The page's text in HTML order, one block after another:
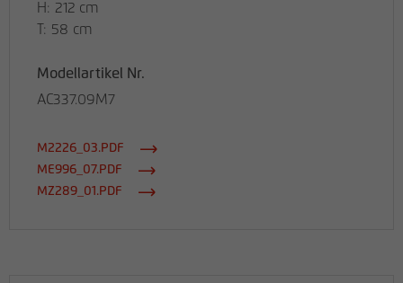
H: 212 cm
T: 58 cm
Modellartikel Nr.
AC337.09M7
M2226_03.PDF
ME996_07.PDF
MZ289_01.PDF